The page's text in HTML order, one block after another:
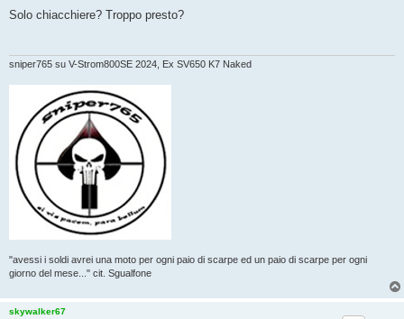
Solo chiacchiere? Troppo presto?
sniper765 su V-Strom800SE 2024, Ex SV650 K7 Naked
"avessi i soldi avrei una moto per ogni paio di scarpe ed un paio di scarpe per ogni
giorno del mese..." cit. Sgualfone
skywalker67